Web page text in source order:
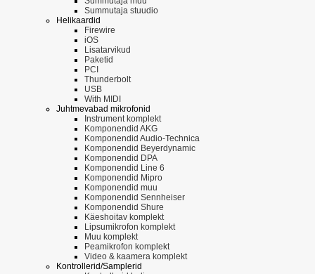
Summutaja stuudio
Helikaardid
Firewire
iOS
Lisatarvikud
Paketid
PCI
Thunderbolt
USB
With MIDI
Juhtmevabad mikrofonid
Instrument komplekt
Komponendid AKG
Komponendid Audio-Technica
Komponendid Beyerdynamic
Komponendid DPA
Komponendid Line 6
Komponendid Mipro
Komponendid muu
Komponendid Sennheiser
Komponendid Shure
Käeshoitav komplekt
Lipsumikrofon komplekt
Muu komplekt
Peamikrofon komplekt
Video & kaamera komplekt
Kontrollerid/Samplerid